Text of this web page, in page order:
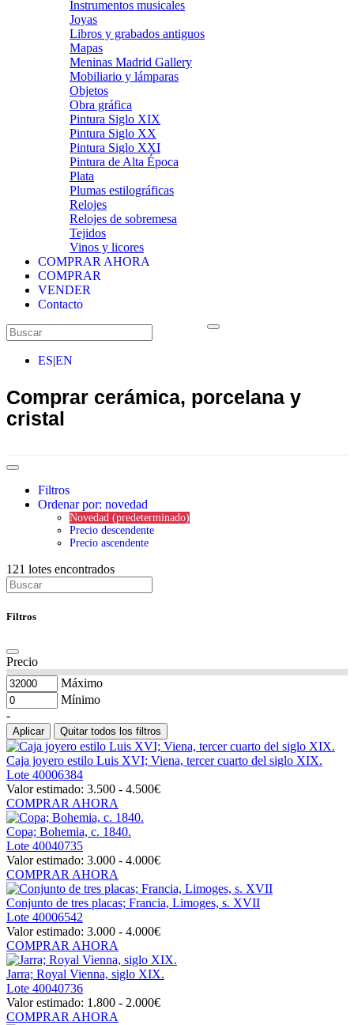
Instrumentos musicales
Joyas
Libros y grabados antiguos
Mapas
Meninas Madrid Gallery
Mobiliario y lámparas
Objetos
Obra gráfica
Pintura Siglo XIX
Pintura Siglo XX
Pintura Siglo XXI
Pintura de Alta Época
Plata
Plumas estilográficas
Relojes
Relojes de sobremesa
Tejidos
Vinos y licores
COMPRAR AHORA
COMPRAR
VENDER
Contacto
ES|EN
Comprar cerámica, porcelana y
cristal
Filtros
Ordenar por: novedad
Novedad (predeterminado)
Precio descendente
Precio ascendente
121 lotes encontrados
Filtros
Precio
Máximo
Mínimo
-
Aplicar Quitar todos los filtros
Caja joyero estilo Luis XVI; Viena, tercer cuarto del siglo XIX.
Lote 40006384
Valor estimado: 3.500 - 4.500€
COMPRAR AHORA
Copa; Bohemia, c. 1840.
Lote 40040735
Valor estimado: 3.000 - 4.000€
COMPRAR AHORA
Conjunto de tres placas; Francia, Limoges, s. XVII
Lote 40006542
Valor estimado: 3.000 - 4.000€
COMPRAR AHORA
Jarra; Royal Vienna, siglo XIX.
Lote 40040736
Valor estimado: 1.800 - 2.000€
COMPRAR AHORA